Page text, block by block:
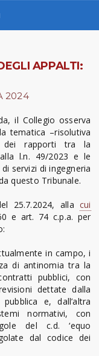
APPALTI:
2024
il Collegio osserva
tematica –risolutiva
dei rapporti tra la
alla l.n. 49/2023 e le
servizi di ingegneria
questo Tribunale.
25.7.2024, alla cui
e art. 74 c.p.a. per
in campo, i
di antinomia tra la
pubblici, con
dettate dalla
e, dall’altra
normativi, con
del c.d. ‘equo
dal codice dei